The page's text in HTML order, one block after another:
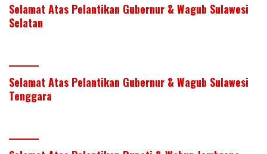
Selamat Atas Pelantikan Gubernur & Wagub Sulawesi
Selatan
Selamat Atas Pelantikan Gubernur & Wagub Sulawesi
Tenggara